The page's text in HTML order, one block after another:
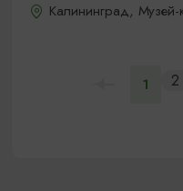
Калининград, Музей-
1 2